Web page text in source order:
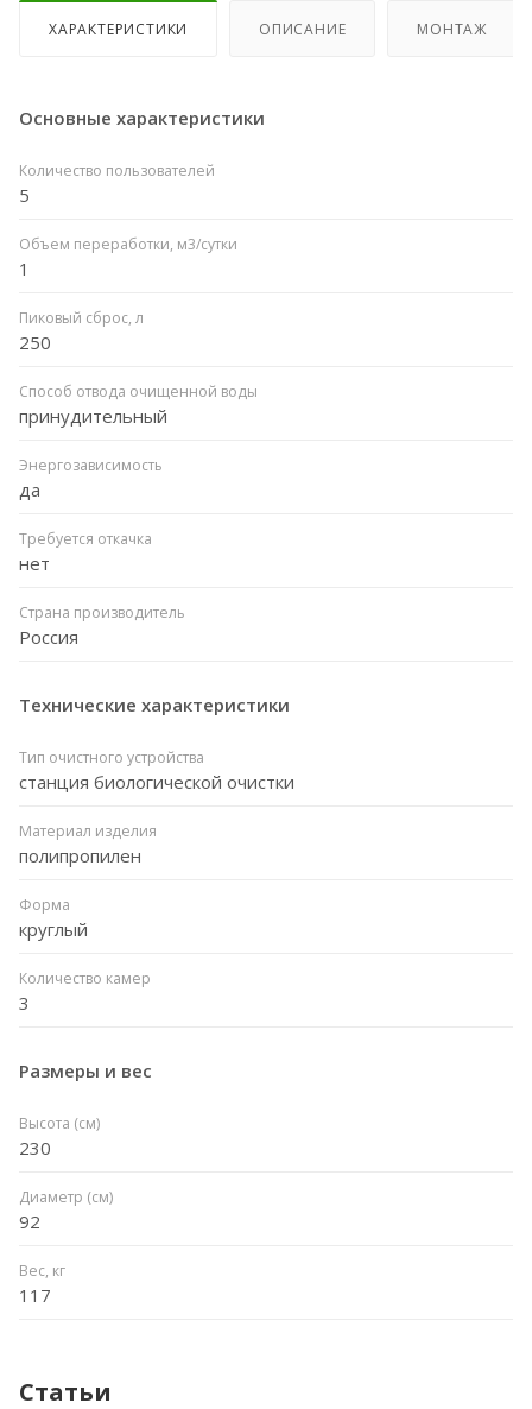
ХАРАКТЕРИСТИКИ ОПИСАНИЕ МОНТАЖ
Основные характеристики
Количество пользователей
5
Объем переработки, м3/сутки
1
Пиковый сброс, л
250
Способ отвода очищенной воды
принудительный
Энергозависимость
да
Требуется откачка
нет
Страна производитель
Россия
Технические характеристики
Тип очистного устройства
станция биологической очистки
Материал изделия
полипропилен
Форма
круглый
Количество камер
3
Размеры и вес
Высота (см)
230
Диаметр (см)
92
Вес, кг
117
Статьи